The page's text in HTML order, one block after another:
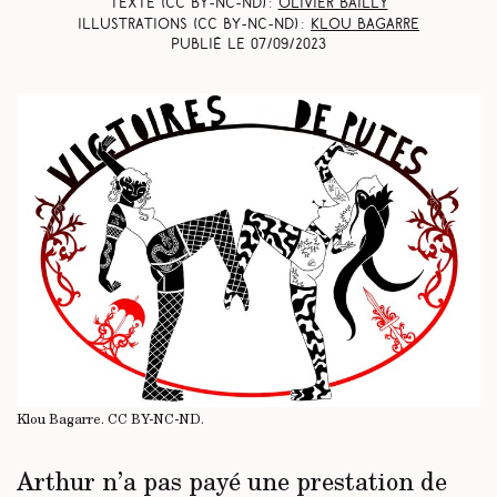
Texte (CC BY-NC-ND) : Olivier Bailly
Illustrations (CC BY-NC-ND) :
Klou Bagarre
Publié le 07/09/2023
Klou Bagarre. CC BY-NC-ND.
Arthur n’a pas payé une prestation de